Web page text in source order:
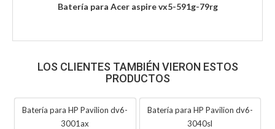
Batería para Acer aspire vx5-591g-79rg
LOS CLIENTES TAMBIÉN VIERON ESTOS
PRODUCTOS
Batería para HP Pavilion dv6-
3001ax
Batería para HP Pavilion dv6-
3040sl